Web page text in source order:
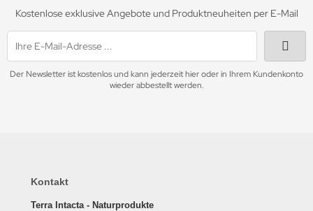
Kostenlose exklusive Angebote und Produktneuheiten per E-Mail
Der Newsletter ist kostenlos und kann jederzeit hier oder in Ihrem Kundenkonto
wieder abbestellt werden.
Kontakt
Terra Intacta - Naturprodukte